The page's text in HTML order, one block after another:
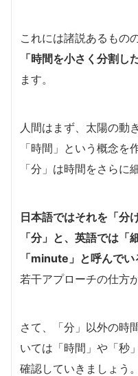
これには諸説あるもの
「時間を小さく分割し
ます。
人間はまず、太陽の動
「時間」という概念を
「分」は時間をさらに
日本語ではそれを「分
「分」と、英語では「
「minute」と呼んでい
若干アプローチの仕方
さて、「分」以外の時
いては「時間」や「秒
確認していきましょう。